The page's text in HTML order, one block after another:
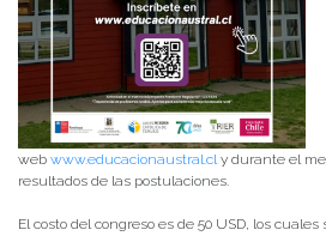
web www.educacionaustral.cly durante el
resultados de las postulaciones.
El costo del congreso es de 50 USD, los